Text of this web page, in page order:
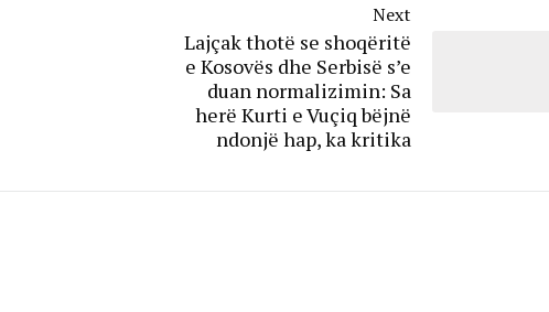
Next
Lajçak thotë se shoqëritë
e Kosovës dhe Serbisë s’e
duan normalizimin: Sa
herë Kurti e Vuçiq bëjnë
ndonjë hap, ka kritika